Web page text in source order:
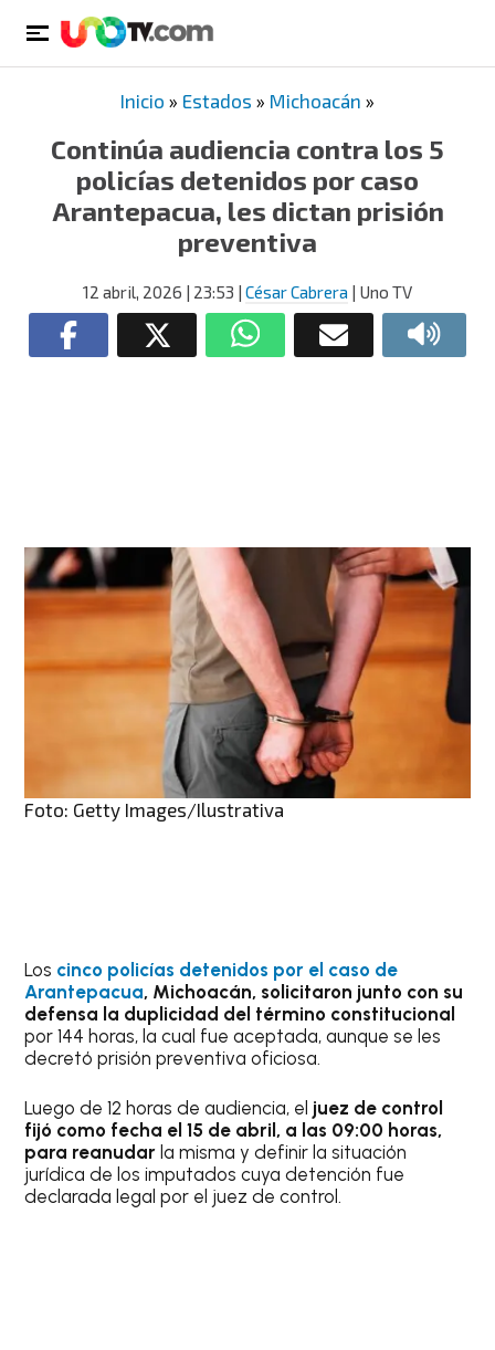
Inicio » Estados » Michoacán »
Continúa audiencia contra los 5
policías detenidos por caso
Arantepacua, les dictan prisión
preventiva
12 abril, 2026 | 23:53 | César Cabrera | Uno TV
Foto: Getty Images/Ilustrativa
Los cinco policías detenidos por el caso de
Arantepacua, Michoacán, solicitaron junto con su
defensa la duplicidad del término constitucional
por 144 horas, la cual fue aceptada, aunque se les
decretó prisión preventiva oficiosa.
Luego de 12 horas de audiencia, el juez de control
fijó como fecha el 15 de abril, a las 09:00 horas,
para reanudar la misma y definir la situación
jurídica de los imputados cuya detención fue
declarada legal por el juez de control.